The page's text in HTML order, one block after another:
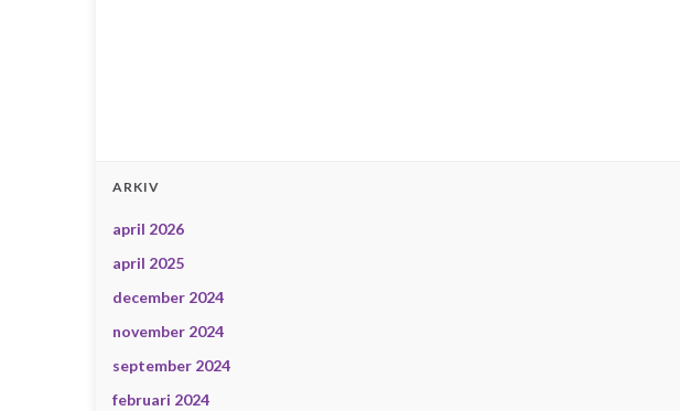
ARKIV
april 2026
april 2025
december 2024
november 2024
september 2024
februari 2024